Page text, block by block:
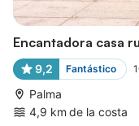
Encantadora casa
9,2 Fantástico
Palma
4,9 km de la costa